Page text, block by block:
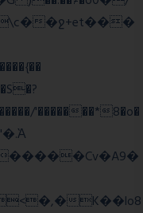
�ջ+et���
'�������*8�o�
K��lo8